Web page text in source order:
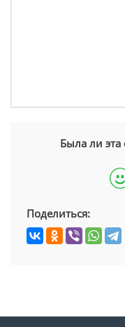
Была ли эта
Поделиться: